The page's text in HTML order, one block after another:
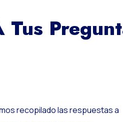
recopilado las respuestas a